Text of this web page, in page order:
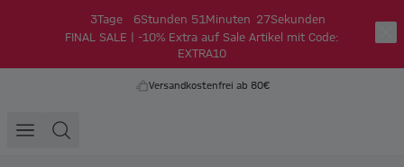
3Tage 6Stunden 51Minuten 27Sekunden
FINAL SALE | -10% Extra auf Sale Artikel mit Code:
EXTRA10
Versandkostenfrei ab 80€